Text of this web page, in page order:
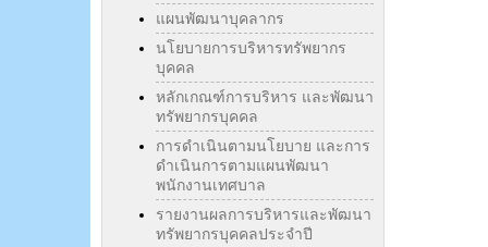
แผนพัฒนาบุคลากร
นโยบายการบริหารทรัพยากร
บุคคล
หลักเกณฑ์การบริหาร และพัฒนา
ทรัพยากรบุคคล
การดำเนินตามนโยบาย และการ
ดำเนินการตามแผนพัฒนา
พนักงานเทศบาล
รายงานผลการบริหารและพัฒนา
ทรัพยากรบุคคลประจำปี